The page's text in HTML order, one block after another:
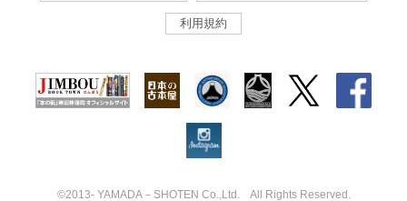
利用規約
©2013- YAMADA－SHOTEN Co.,Ltd. All Rights Reserved.